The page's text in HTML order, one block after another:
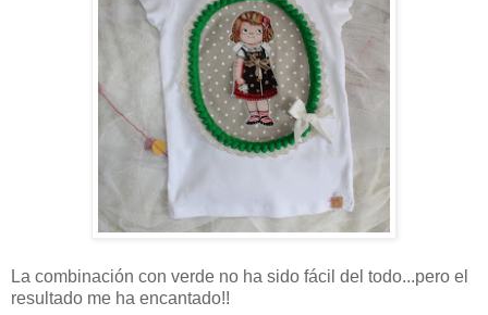
La combinación con verde no ha sido fácil del todo...pero el
resultado me ha encantado!!